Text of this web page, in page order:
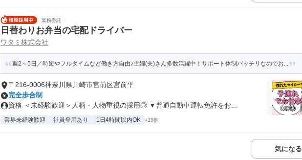
業務委託
日替わりお弁当の宅配ドライバー
ワタミ株式会社
週2～5日／時短やフルタイムなど働き方自由♪主婦(夫)さん多数活躍中！サポート体制バッチリなのでお...
〒216-0006神奈川県川崎市宮前区宮前平
完全歩合制
資格 ＜未経験歓迎＞人柄・人物重視の採用◎ ▼普通自動車運転免許をお...
業界未経験歓迎 社員登用あり 1日4時間以内OK +19個
気になる